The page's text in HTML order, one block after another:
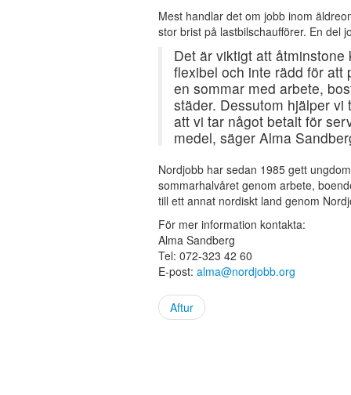
Mest handlar det om jobb inom
stor brist på lastbilschaufförer. En del
Det är viktigt att
flexibel och inte rädd för att
en sommar med arbete,
städer. Dessutom hjälper
att vi tar något betalt för
medel, säger Alma
Nordjobb har sedan 1985 gett
sommarhalvåret genom arbete,
till ett annat nordiskt land genom
För mer information kontakta:
Alma Sandberg
Tel: 072-323 42 60
E-post: alma@nordjobb.org
Aftur